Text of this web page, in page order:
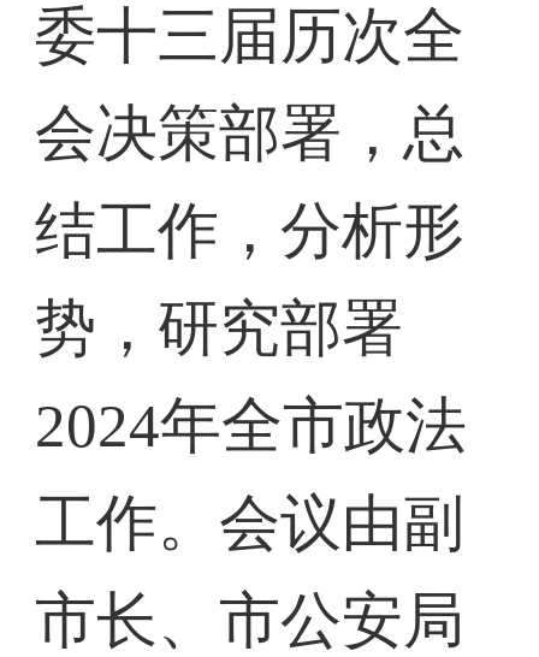
委十三届历次全
会决策部署，总
结工作，分析形
势，研究部署
2024年全市政法
工作。会议由副
市长、市公安局